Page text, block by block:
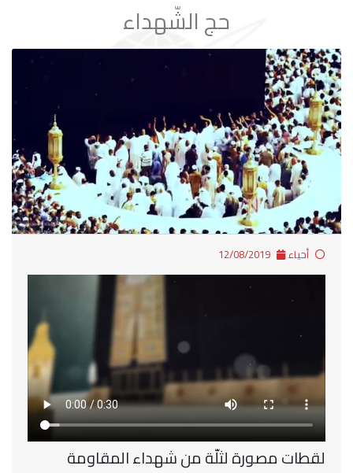
حج الشّهداء
أحياء
لقطات مصورة لثلّة من شهداء المقاومة